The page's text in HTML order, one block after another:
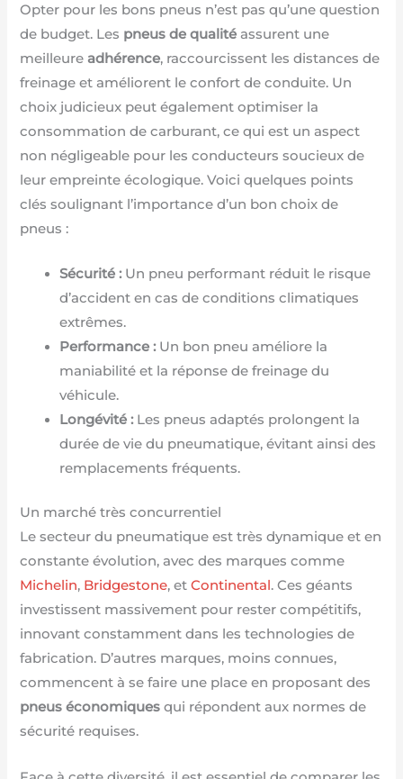
Opter pour les bons pneus n’est pas qu’une question
de budget. Les pneus de qualité assurent une
meilleureadhérence, raccourcissent les distances de
freinage et améliorent le confort de conduite. Un
choix judicieux peut également optimiser la
consommation de carburant, ce qui est un aspect
non négligeable pour les conducteurs soucieux de
leur empreinte écologique. Voici quelques points
clés soulignant l’importance d’un bon choix de
pneus :
Sécurité :Un pneu performant réduit le risque
d’accident en cas de conditions climatiques
extrêmes.
Performance :Un bon pneu améliore la
maniabilité et la réponse de freinage du
véhicule.
Longévité :Les pneus adaptés prolongent la
durée de vie du pneumatique, évitant ainsi des
remplacements fréquents.
Un marché très concurrentiel
Le secteur du pneumatique est très dynamique et en
constante évolution, avec des marques comme
Michelin, Bridgestone, etContinental. Ces géants
investissent massivement pour rester compétitifs,
innovant constamment dans les technologies de
fabrication. D’autres marques, moins connues,
commencent à se faire une place en proposant des
pneus économiques qui répondent aux normes de
sécurité requises.